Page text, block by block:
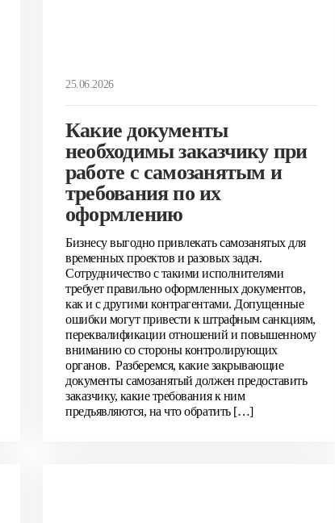
25.06.2026
Какие документы
необходимы заказчику при
работе с самозанятым и
требования по их
оформлению
Бизнесу выгодно привлекать самозанятых для
временных проектов и разовых задач.
Сотрудничество с такими исполнителями
требует правильно оформленных документов,
как и с другими контрагентами. Допущенные
ошибки могут привести к штрафным санкциям,
переквалификации отношений и повышенному
вниманию со стороны контролирующих
органов. Разберемся, какие закрывающие
документы самозанятый должен предоставить
заказчику, какие требования к ним
предъявляются, на что обратить […]